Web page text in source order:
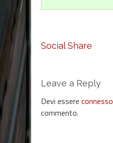
Social Share
Leave a Reply
Devi essere connesso
commento.